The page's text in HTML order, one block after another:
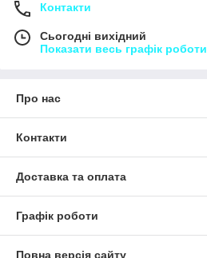
Контакти
Сьогодні вихідний
Показати весь графік роботи
Про нас
Контакти
Доставка та оплата
Графік роботи
Повна версія сайту